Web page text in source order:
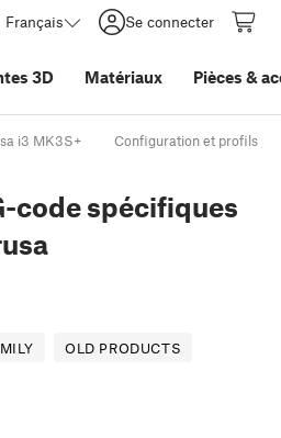
Français Se connecter
3D Matériaux Pièces &
i3 MK3S+ Configuration et profils
code spécifiques
OLD PRODUCTS